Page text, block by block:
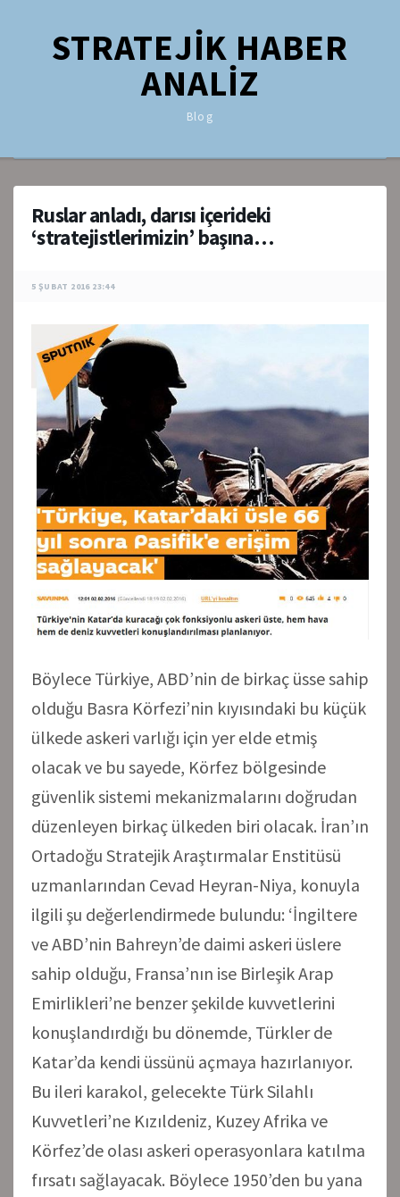
STRATEJİK HABER
ANALİZ
Blog
Ruslar anladı, darısı içerideki
‘stratejistlerimizin’ başına…
5 ŞUBAT 2016 23:44
Böylece Türkiye, ABD’nin de birkaç üsse sahip
olduğu Basra Körfezi’nin kıyısındaki bu küçük
ülkede askeri varlığı için yer elde etmiş
olacak ve bu sayede, Körfez bölgesinde
güvenlik sistemi mekanizmalarını doğrudan
düzenleyen birkaç ülkeden biri olacak. İran’ın
Ortadoğu Stratejik Araştırmalar Enstitüsü
uzmanlarından Cevad Heyran-Niya, konuyla
ilgili şu değerlendirmede bulundu: ‘İngiltere
ve ABD’nin Bahreyn’de daimi askeri üslere
sahip olduğu, Fransa’nın ise Birleşik Arap
Emirlikleri’ne benzer şekilde kuvvetlerini
konuşlandırdığı bu dönemde, Türkler de
Katar’da kendi üssünü açmaya hazırlanıyor.
Bu ileri karakol, gelecekte Türk Silahlı
Kuvvetleri’ne Kızıldeniz, Kuzey Afrika ve
Körfez’de olası askeri operasyonlara katılma
fırsatı sağlayacak. Böylece 1950’den bu yana